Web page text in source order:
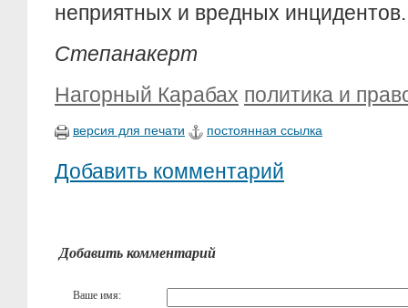
неприятных и вредных инцидентов.
Степанакерт
Нагорный Карабах политика и
версия для печати постоянная ссылка
Добавить комментарий
Добавить комментарий
Ваше имя: